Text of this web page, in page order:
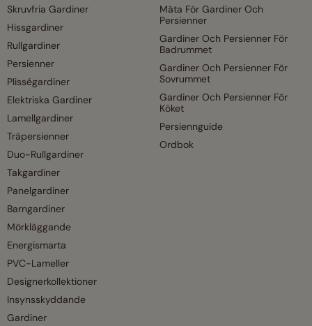
Skruvfria Gardiner
Hissgardiner
Rullgardiner
Persienner
Plisségardiner
Elektriska Gardiner
Lamellgardiner
Träpersienner
Duo-Rullgardiner
Takgardiner
Panelgardiner
Barngardiner
Mörkläggande
Energismarta
PVC-Lameller
Designerkollektioner
Insynsskyddande
Gardiner
Mäta För Gardiner Och
Persienner
Gardiner Och Persienner För
Badrummet
Gardiner Och Persienner För
Sovrummet
Gardiner Och Persienner För
Köket
Persiennguide
Ordbok